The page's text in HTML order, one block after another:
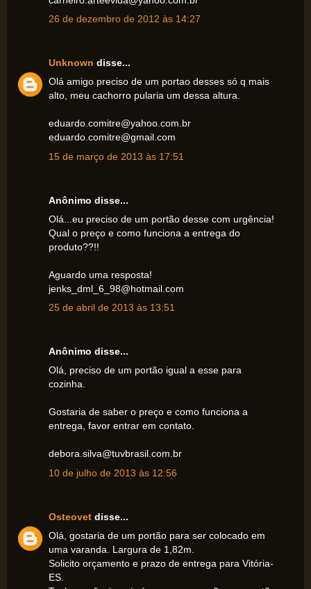
26 de dezembro de 2012 às 14:27
Unknown disse...
Olá amigo preciso de um portao desses só q mais
alto, meu cachorro pularia um dessa altura.
eduardo.comitre@yahoo.com.br
eduardo.comitre@gmail.com
15 de março de 2013 às 17:51
Anônimo disse...
Olá...eu preciso de um portão desse com urgência!
Qual o preço e como funciona a entrega do
produto??!!
Aguardo uma resposta!
jenks_dml_6_98@hotmail.com
25 de abril de 2013 às 13:51
Anônimo disse...
Olá, preciso de um portão igual a esse para
cozinha.
Gostaria de saber o preço e como funciona a
entrega, favor entrar em contato.
debora.silva@tuvbrasil.com.br
10 de julho de 2013 às 12:56
Osteovet disse...
Olá, gostaria de um portão para ser colocado em
uma varanda. Largura de 1,82m.
Solicito orçamento e prazo de entrega para Vitória-
ES.